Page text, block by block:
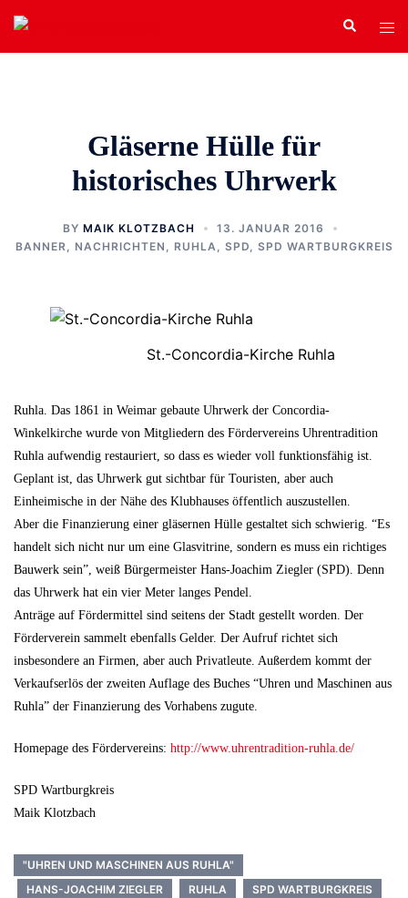
Zum
Inhalt
springen
Search
Gläserne Hülle für
historisches Uhrwerk
BY MAIK KLOTZBACH
13. JANUAR 2016
BANNER
NACHRICHTEN RUHLA SPD SPD WARTBURGKREIS
St.-Concordia-Kirche Ruhla
Ruhla. Das 1861 in Weimar gebaute Uhrwerk der Concordia-
Winkelkirche wurde von Mitgliedern des Fördervereins Uhrentradition
Ruhla aufwendig restauriert, so dass es wieder voll funktionsfähig ist.
Geplant ist, das Uhrwerk gut sichtbar für Touristen, aber auch
Einheimische in der Nähe des Klubhauses öffentlich auszustellen.
Aber die Finanzierung einer gläsernen Hülle gestaltet sich schwierig. “Es
handelt sich nicht nur um eine Glasvitrine, sondern es muss ein richtiges
Bauwerk sein”, weiß Bürgermeister Hans-Joachim Ziegler (SPD). Denn
das Uhrwerk hat ein vier Meter langes Pendel.
Anträge auf Fördermittel sind seitens der Stadt gestellt worden. Der
Förderverein sammelt ebenfalls Gelder. Der Aufruf richtet sich
insbesondere an Firmen, aber auch Privatleute. Außerdem kommt der
Verkaufserlös der zweiten Auflage des Buches “Uhren und Maschinen aus
Ruhla” der Finanzierung des Vorhabens zugute.
Homepage des Fördervereins: http://www.uhrentradition-ruhla.de/
SPD Wartburgkreis
Maik Klotzbach
"UHREN UND MASCHINEN AUS RUHLA"
HANS-JOACHIM ZIEGLER
RUHLA
SPD WARTBURGKREIS